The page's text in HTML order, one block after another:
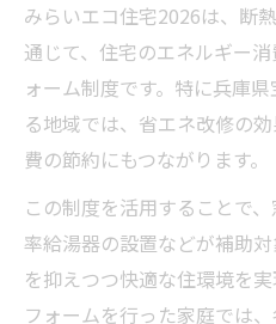
みらいエコ住宅2026は、断
通じて、住宅のエネルギー
ォーム制度です。特に兵庫
る地域では、省エネ改修の
費の節約にもつながります。
この制度を活用することで
率給湯器の設置などが補助
を抑えつつ快適な住環境を
フォームを行った家庭では